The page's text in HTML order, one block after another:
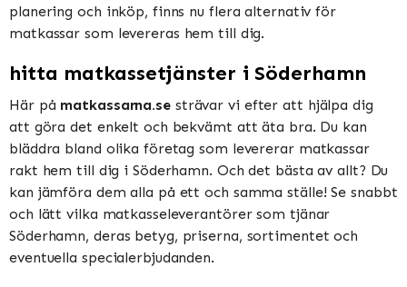
planering och inköp, finns nu flera alternativ för
matkassar som levereras hem till dig.
hitta matkassetjänster i Söderhamn
Här på matkassarna.sesträvar vi efter att hjälpa dig
att göra det enkelt och bekvämt att äta bra. Du kan
bläddra bland olika företag som levererar matkassar
rakt hem till dig i Söderhamn. Och det bästa av allt? Du
kan jämföra dem alla på ett och samma ställe! Se snabbt
och lätt vilka matkasseleverantörer som tjänar
Söderhamn, deras betyg, priserna, sortimentet och
eventuella specialerbjudanden.